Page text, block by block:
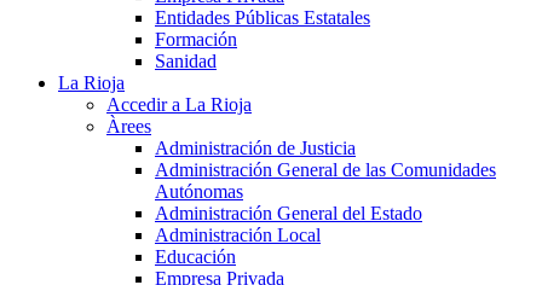
Entidades Públicas Estatales
Formación
Sanidad
La Rioja
Accedir a La Rioja
Àrees
Administración de Justicia
Administración General de las Comunidades
Autónomas
Administración General del Estado
Administración Local
Educación
Empresa Privada